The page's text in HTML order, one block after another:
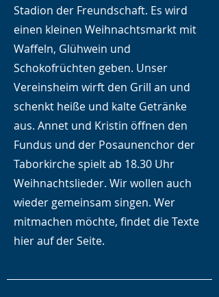
Stadion der Freundschaft. Es wird
einen kleinen Weihnachtsmarkt mit
Waffeln, Glühwein und
Schokofrüchten geben. Unser
Vereinsheim wirft den Grill an und
schenkt heiße und kalte Getränke
aus. Annet und Kristin öffnen den
Fundus und der Posaunenchor der
Taborkirche spielt ab 18.30 Uhr
Weihnachtslieder. Wir wollen auch
wieder gemeinsam singen. Wer
mitmachen möchte, findet die Texte
hier auf der Seite.